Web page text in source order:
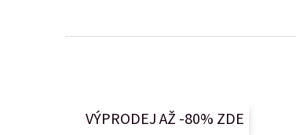
VÝPRODEJ AŽ -80% ZDE